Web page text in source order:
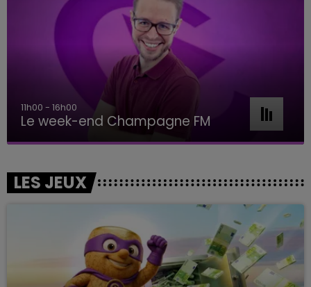
11h00 - 16h00
Le week-end Champagne FM
LES JEUX